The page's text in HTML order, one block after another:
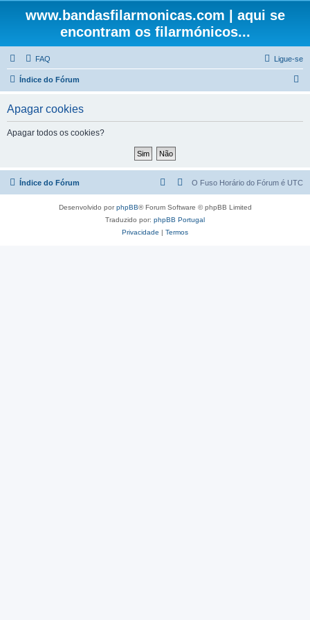
www.bandasfilarmonicas.com | aqui se
encontram os filarmónicos...
FAQ Ligue-se
Índice do Fórum
a
Apagar cookies
Apagar todos os cookies?
Índice do Fórum O Fuso Horário do Fórum é UTC
Desenvolvido porphpBB® Forum Software © phpBB Limited
Traduzido por: phpBB Portugal
Privacidade | Termos